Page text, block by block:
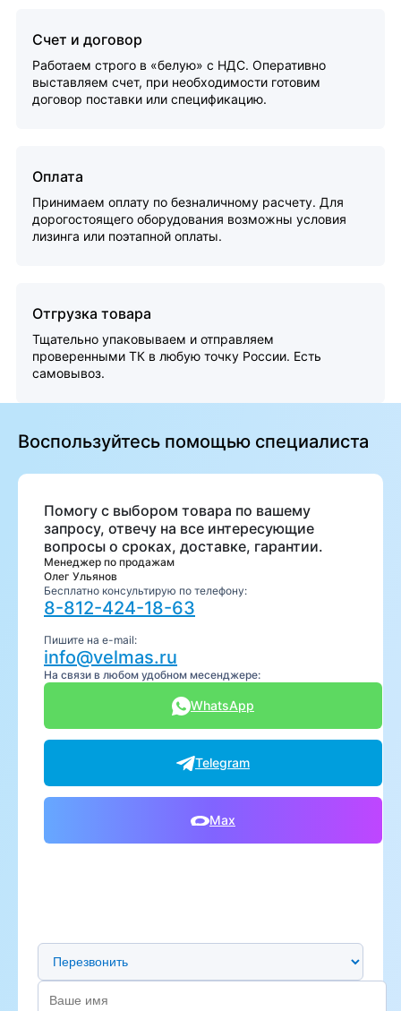
Счет и договор
Работаем строго в «белую» с НДС. Оперативно
выставляем счет, при необходимости готовим
договор поставки или спецификацию.
Оплата
Принимаем оплату по безналичному расчету. Для
дорогостоящего оборудования возможны условия
лизинга или поэтапной оплаты.
Отгрузка товара
Тщательно упаковываем и отправляем
проверенными ТК в любую точку России. Есть
самовывоз.
Воспользуйтесь помощью специалиста
Помогу с выбором товара по вашему
запросу, отвечу на все интересующие
вопросы о сроках, доставке, гарантии.
Менеджер по продажам
Олег Ульянов
Бесплатно консультирую по телефону:
8-812-424-18-63
Пишите на e-mail:
info@velmas.ru
На связи в любом удобном месенджере:
WhatsApp
Telegram
Max
Предпочтительный способ связи